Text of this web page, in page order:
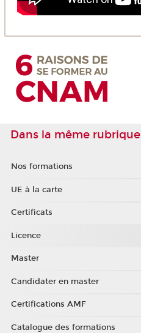
Dans la même rubrique
Nos formations
UE à la carte
Certificats
Licence
Master
Candidater en master
Certifications AMF
Catalogue des formations